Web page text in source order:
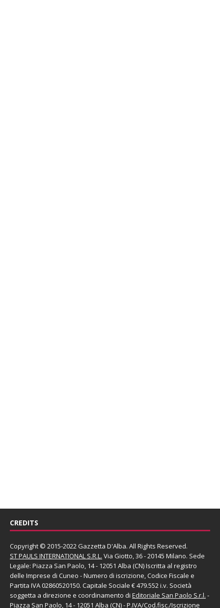
CREDITS
Copyright © 2015-2022 Gazzetta D'Alba. All Rights Reserved.
ST PAULS INTERNATIONAL S.R.L. Via Giotto, 36 - 20145 Milano. Sede
Legale: Piazza San Paolo, 14 - 12051 Alba (CN) Iscritta al registro
delle Imprese di Cuneo - Numero di iscrizione, Codice Fiscale e
Partita IVA 02860520150. Capitale Sociale € 479.552 i.v. Società
soggetta a direzione e coordinamento di Editoriale San Paolo S.r.l. -
Piazza San Paolo, 14 - 12051 Alba (CN) - P.IVA/Cod.fisc./Iscrizione